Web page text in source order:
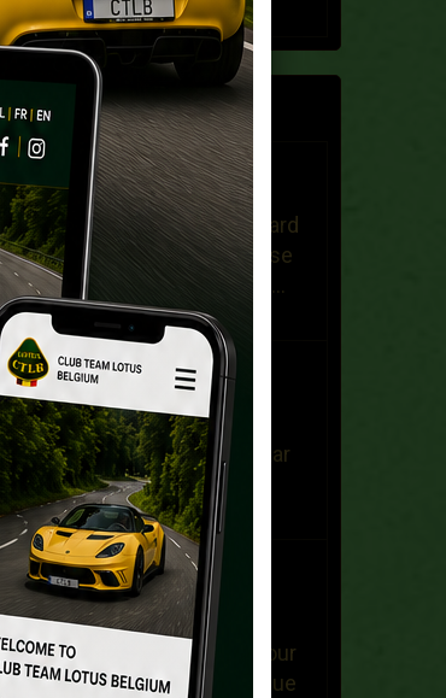
GASTENBOEK
Franz Nys Op 25/11/2025
Bonjour, Je recherche un hard
top d'occasion pour une Elise
S1 de 2000. Dans l'attente ....
Bien à ...
Carl Peeters Op 23/07/2021
ik overweeg om een lotus
elanS2 aan te schaffen ,maar
daar zijn verschillende
uitvoeringen van. wie ...
Franck Roseau Op 17/05/2021
Bonjour, - Je vends un pot
d'échappement d'origine pour
lotus Elise S220 sortie unique